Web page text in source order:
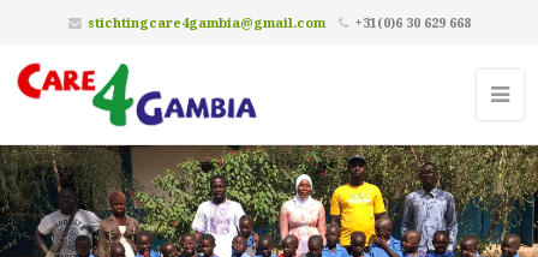
stichtingcare4gambia@gmail.com +31(0)6 30 629 668